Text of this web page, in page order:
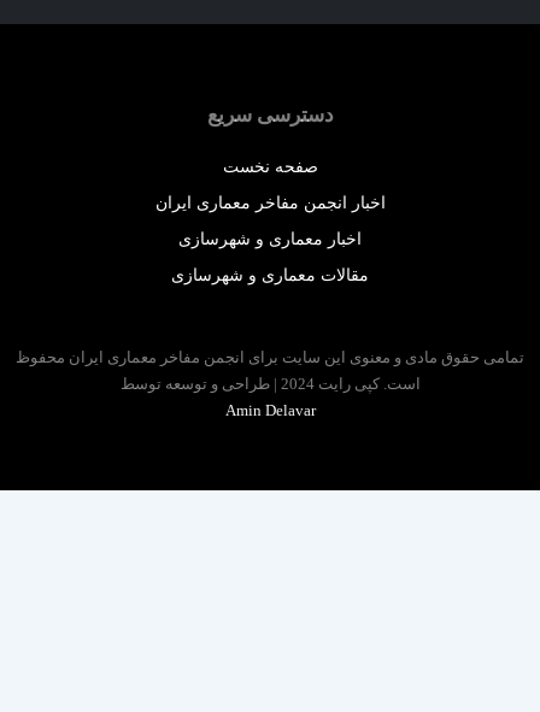
دسترسی سریع
صفحه نخست
اخبار انجمن مفاخر معماری ایران
اخبار معماری و شهرسازی
مقالات معماری و شهرسازی
حقوق مادی و معنوی این سایت برای انجمن مفاخر معماری ایران محفوظ
است. کپی رایت 2024 | طراحی و توسعه توسط
Amin Delavar